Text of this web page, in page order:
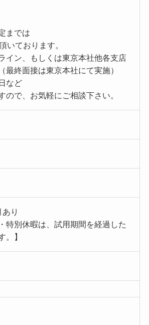
までは
いております。
イン、もしくは東京本社他各支店
最終面接は東京本社にて実施）
など
ので、お気軽にご相談下さい。
り
特別休暇は、試用期間を経過した
。】